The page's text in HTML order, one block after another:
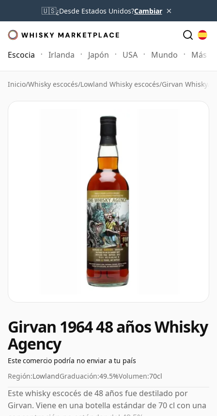
🇺🇸¿Desde Estados Unidos?Cambiar ×
Escocia Irlanda Japón USA Mundo Más
Inicio/Whisky escocés/Lowland Whisky escocés/Girvan Whisky
Girvan 1964 48 años Whisky
Agency
Este comercio podría no enviar a tu país
Región:LowlandGraduación:49.5%Volumen:70cl
Este whisky escocés de 48 años fue destilado por
Girvan. Viene en una botella estándar de 70 cl con una